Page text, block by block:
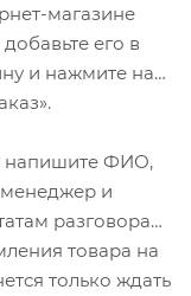
магазине
его в
и нажмите на
напишите ФИО,
и
разговора
товара на
только ждать